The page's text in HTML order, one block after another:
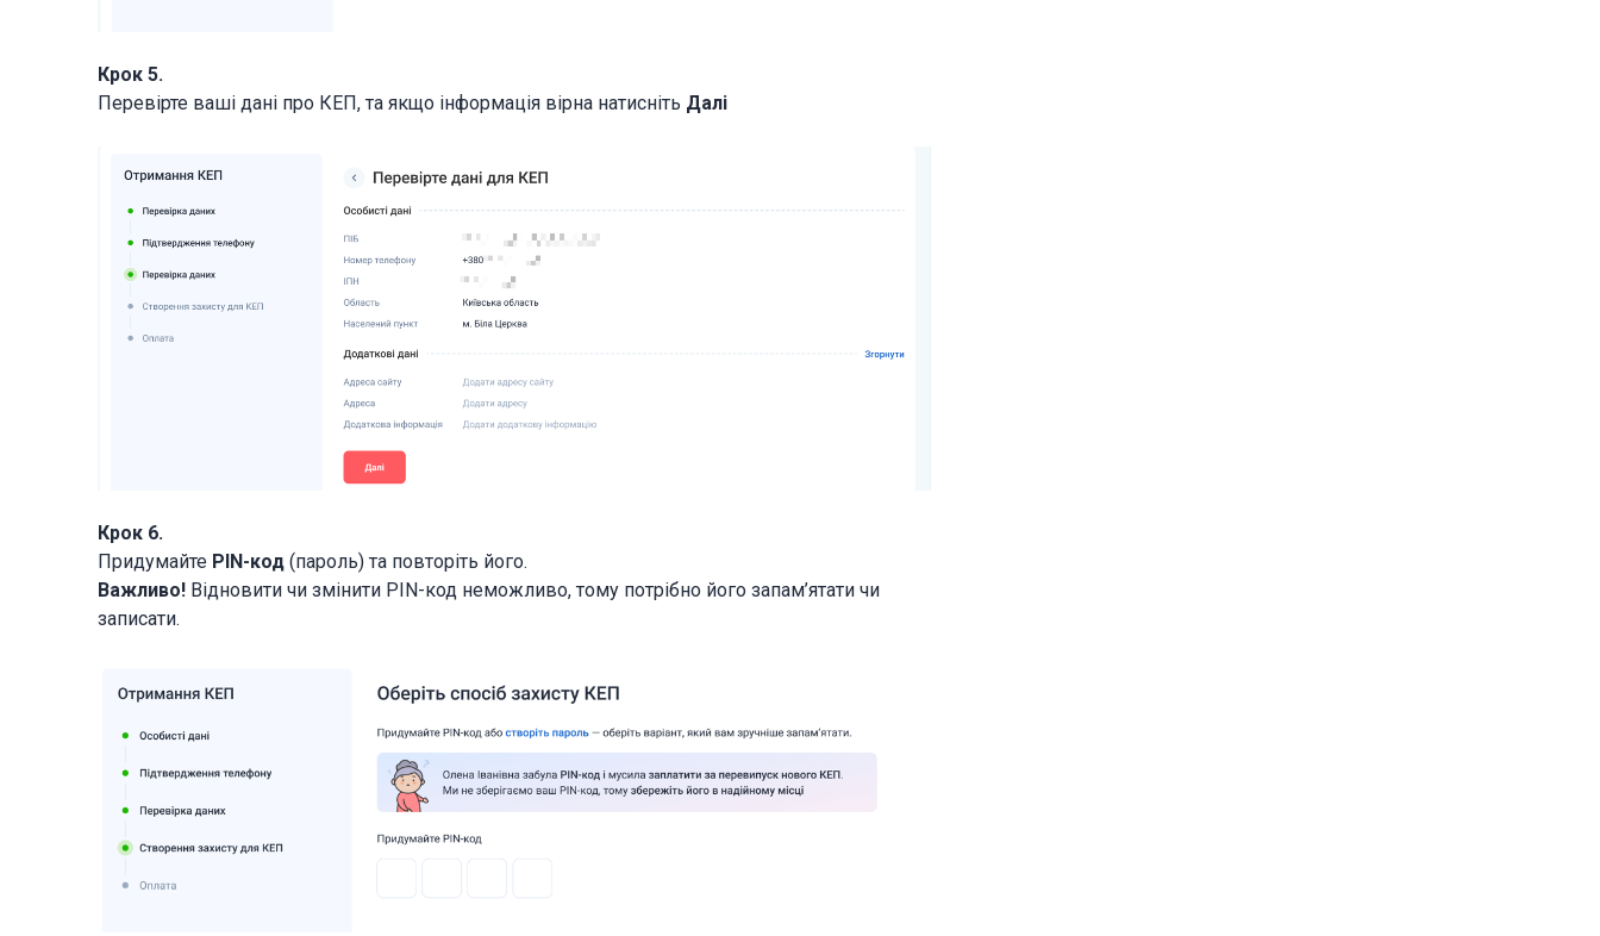
Крок 5.
Перевірте ваші дані про КЕП, та якщо інформація вірна натисніть Далі
Крок 6.
Придумайте PIN-код (пароль) та повторіть його.
Важливо! Відновити чи змінити PIN-код неможливо, тому потрібно його запам’ятати чи
записати.